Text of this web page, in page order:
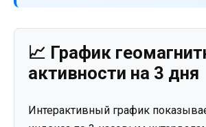
📈 График
активности на 3 дня
Интерактивный график